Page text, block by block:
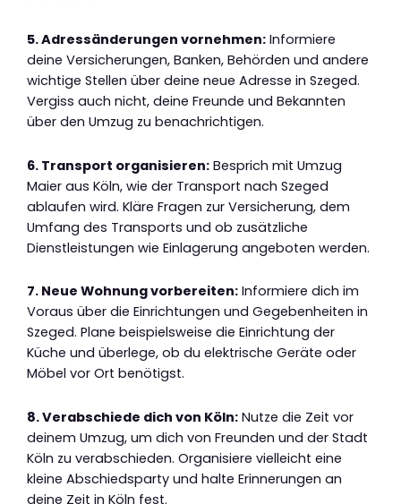
5. Adressänderungen vornehmen: Informiere
deine Versicherungen, Banken, Behörden und andere
wichtige Stellen über deine neue Adresse in Szeged.
Vergiss auch nicht, deine Freunde und Bekannten
über den Umzug zu benachrichtigen.
6. Transport organisieren: Besprich mit Umzug
Maier aus Köln, wie der Transport nach Szeged
ablaufen wird. Kläre Fragen zur Versicherung, dem
Umfang des Transports und ob zusätzliche
Dienstleistungen wie Einlagerung angeboten werden.
7. Neue Wohnung vorbereiten: Informiere dich im
Voraus über die Einrichtungen und Gegebenheiten in
Szeged. Plane beispielsweise die Einrichtung der
Küche und überlege, ob du elektrische Geräte oder
Möbel vor Ort benötigst.
8. Verabschiede dich von Köln: Nutze die Zeit vor
deinem Umzug, um dich von Freunden und der Stadt
Köln zu verabschieden. Organisiere vielleicht eine
kleine Abschiedsparty und halte Erinnerungen an
deine Zeit in Köln fest.